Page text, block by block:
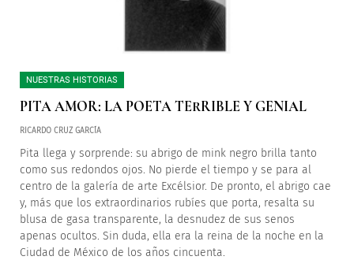
NUESTRAS HISTORIAS
PITA AMOR: LA POETA TERRIBLE Y GENIAL
RICARDO CRUZ GARCÍA
Pita llega y sorprende: su abrigo de mink negro brilla tanto
como sus redondos ojos. No pierde el tiempo y se para al
centro de la galería de arte Excélsior. De pronto, el abrigo cae
y, más que los extraordinarios rubíes que porta, resalta su
blusa de gasa transparente, la desnudez de sus senos
apenas ocultos. Sin duda, ella era la reina de la noche en la
Ciudad de México de los años cincuenta.